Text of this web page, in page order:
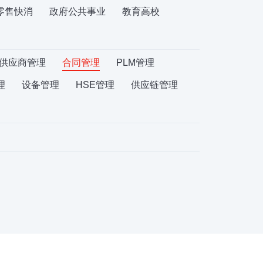
售快消 政府公共事业 教育高校
应商管理 合同管理 PLM管理
设备管理 HSE管理 供应链管理